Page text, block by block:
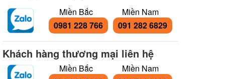
Miền Bắc
0981 228 766
Miền Nam
091 282 6829
Khách hàng thương mại liên hệ
Miền Bắc
Miền Nam